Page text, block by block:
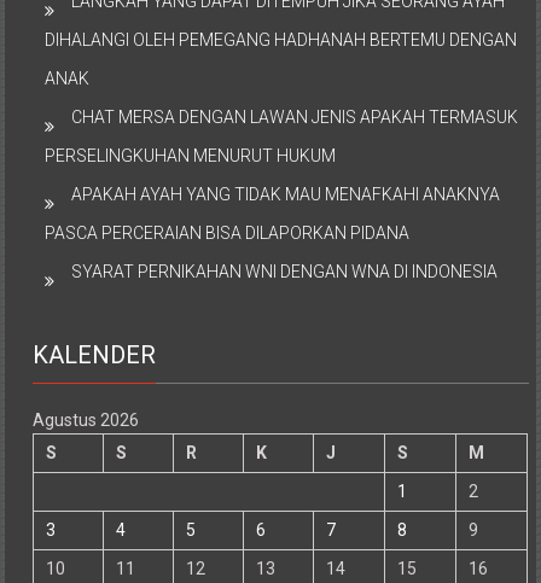
DIHALANGI OLEH PEMEGANG HADHANAH BERTEMU DENGAN
ANAK
CHAT MERSA DENGAN LAWAN JENIS APAKAH TERMASUK
PERSELINGKUHAN MENURUT HUKUM
APAKAH AYAH YANG TIDAK MAU MENAFKAHI ANAKNYA
PASCA PERCERAIAN BISA DILAPORKAN PIDANA
SYARAT PERNIKAHAN WNI DENGAN WNA DI INDONESIA
KALENDER
Agustus 2026
S
S R K J S
M
1
2
3
4 5 6 7 8
9
10
11 12 13 14 15
16